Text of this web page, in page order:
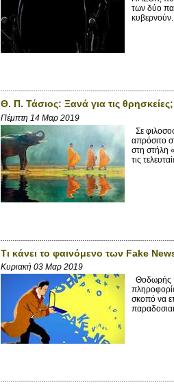
των δύο
Θ. Π. Τάσιος: Ξανά για τις θρησκείες;
Πέμπτη 14 Μαρ 2019
Σε
απρόσιτο
στη στήλη
τις
Τι κάνει το φαινόμενο των Fake
Κυριακή 03 Μαρ 2019
Θοδωρής
σκοπό να